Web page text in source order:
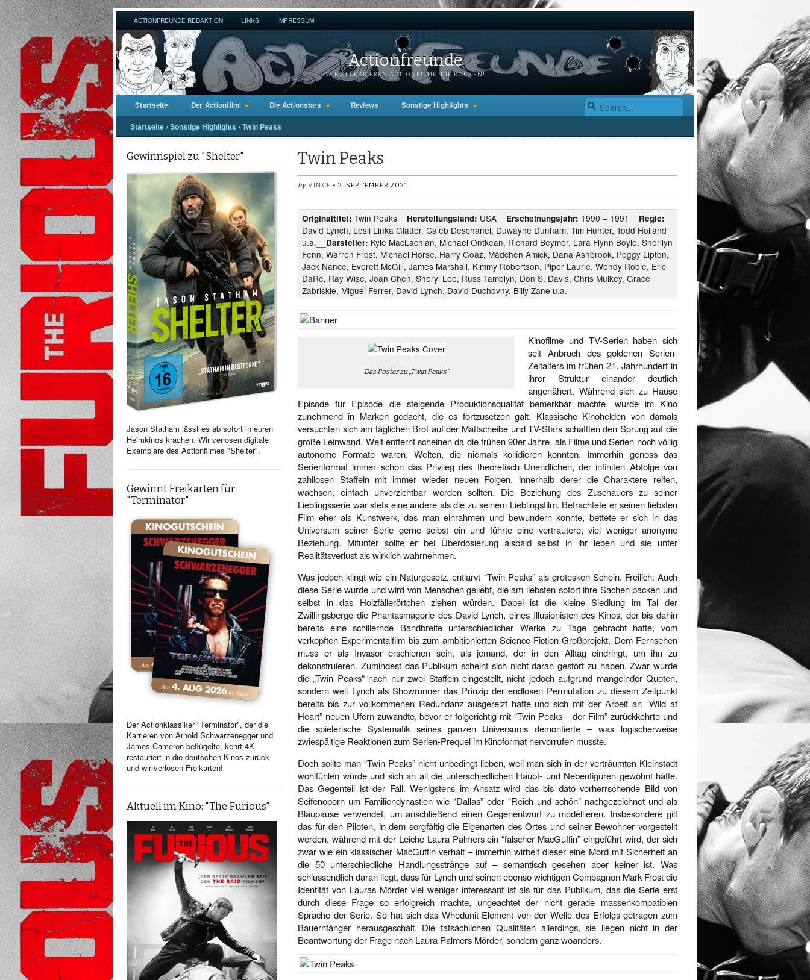
ACTIONFREUNDE REDAKTION LINKS IMPRESSUM
Actionfreunde
WIR ZELEBRIEREN ACTIONFILME, DIE ROCKEN!
Startseite Der Actionfilm Die Actionstars Reviews Sonstige Highlights
Startseite › Sonstige Highlights › Twin Peaks
Gewinnspiel zu "Shelter"
Jason Statham lässt es ab sofort in euren
Heimkinos krachen. Wir verlosen digitale
Exemplare des Actionfilmes "Shelter".
Gewinnt Freikarten für
"Terminator"
Der Actionklassiker "Terminator", der die
Karrieren von Arnold Schwarzenegger und
James Cameron beflügelte, kehrt 4K-
restauriert in die deutschen Kinos zurück
und wir verlosen Freikarten!
Aktuell im Kino: "The Furious"
Twin Peaks
by VINCE • 2. SEPTEMBER 2021
Originaltitel: Twin Peaks__ Herstellungsland: USA__ Erscheinungsjahr: 1990 – 1991__ Regie:
David Lynch, Lesli Linka Glatter, Caleb Deschanel, Duwayne Dunham, Tim Hunter, Todd Holland
u.a.__ Darsteller: Kyle MacLachlan, Michael Ontkean, Richard Beymer, Lara Flynn Boyle, Sherilyn
Fenn, Warren Frost, Michael Horse, Harry Goaz, Mädchen Amick, Dana Ashbrook, Peggy Lipton,
Jack Nance, Everett McGill, James Marshall, Kimmy Robertson, Piper Laurie, Wendy Robie, Eric
DaRe, Ray Wise, Joan Chen, Sheryl Lee, Russ Tamblyn, Don S. Davis, Chris Mulkey, Grace
Zabriskie, Miguel Ferrer, David Lynch, David Duchovny, Billy Zane u.a.
Das Poster zu „Twin Peaks“
Kinofilme und TV-Serien haben sich
seit Anbruch des goldenen Serien-
Zeitalters im frühen 21. Jahrhundert in
ihrer Struktur einander deutlich
angenähert. Während sich zu Hause
Episode für Episode die steigende Produktionsqualität bemerkbar machte, wurde im Kino
zunehmend in Marken gedacht, die es fortzusetzen galt. Klassische Kinohelden von damals
versuchten sich am täglichen Brot auf der Mattscheibe und TV-Stars schafften den Sprung auf die
große Leinwand. Weit entfernt scheinen da die frühen 90er Jahre, als Filme und Serien noch völlig
autonome Formate waren, Welten, die niemals kollidieren konnten. Immerhin genoss das
Serienformat immer schon das Privileg des theoretisch Unendlichen, der infiniten Abfolge von
zahllosen Staffeln mit immer wieder neuen Folgen, innerhalb derer die Charaktere reifen,
wachsen, einfach unverzichtbar werden sollten. Die Beziehung des Zuschauers zu seiner
Lieblingsserie war stets eine andere als die zu seinem Lieblingsfilm. Betrachtete er seinen liebsten
Film eher als Kunstwerk, das man einrahmen und bewundern konnte, bettete er sich in das
Universum seiner Serie gerne selbst ein und führte eine vertrautere, viel weniger anonyme
Beziehung. Mitunter sollte er bei Überdosierung alsbald selbst in ihr leben und sie unter
Realitätsverlust als wirklich wahrnehmen.
Was jedoch klingt wie ein Naturgesetz, entlarvt “Twin Peaks” als grotesken Schein. Freilich: Auch
diese Serie wurde und wird von Menschen geliebt, die am liebsten sofort ihre Sachen packen und
selbst in das Holzfällerörtchen ziehen würden. Dabei ist die kleine Siedlung im Tal der
Zwillingsberge die Phantasmagorie des David Lynch, eines Illusionisten des Kinos, der bis dahin
bereits eine schillernde Bandbreite unterschiedlicher Werke zu Tage gebracht hatte, vom
verkopften Experimentalfilm bis zum ambitionierten Science-Fiction-Großprojekt. Dem Fernsehen
muss er als Invasor erschienen sein, als jemand, der in den Alltag eindringt, um ihn zu
dekonstruieren. Zumindest das Publikum scheint sich nicht daran gestört zu haben. Zwar wurde
die „Twin Peaks“ nach nur zwei Staffeln eingestellt, nicht jedoch aufgrund mangelnder Quoten,
sondern weil Lynch als Showrunner das Prinzip der endlosen Permutation zu diesem Zeitpunkt
bereits bis zur vollkommenen Redundanz ausgereizt hatte und sich mit der Arbeit an “Wild at
Heart” neuen Ufern zuwandte, bevor er folgerichtig mit “Twin Peaks – der Film” zurückkehrte und
die spielerische Systematik seines ganzen Universums demontierte – was logischerweise
zwiespältige Reaktionen zum Serien-Prequel im Kinoformat hervorrufen musste.
Doch sollte man “Twin Peaks” nicht unbedingt lieben, weil man sich in der verträumten Kleinstadt
wohlfühlen würde und sich an all die unterschiedlichen Haupt- und Nebenfiguren gewöhnt hätte.
Das Gegenteil ist der Fall. Wenigstens im Ansatz wird das bis dato vorherrschende Bild von
Seifenopern um Familiendynastien wie “Dallas” oder “Reich und schön” nachgezeichnet und als
Blaupause verwendet, um anschließend einen Gegenentwurf zu modellieren. Insbesondere gilt
das für den Piloten, in dem sorgfältig die Eigenarten des Ortes und seiner Bewohner vorgestellt
werden, während mit der Leiche Laura Palmers ein “falscher MacGuffin” eingeführt wird, der sich
zwar wie ein klassischer MacGuffin verhält – immerhin wirbelt dieser eine Mord mit Sicherheit an
die 50 unterschiedliche Handlungsstränge auf – semantisch gesehen aber keiner ist. Was
schlussendlich daran liegt, dass für Lynch und seinen ebenso wichtigen Compagnon Mark Frost die
Identität von Lauras Mörder viel weniger interessant ist als für das Publikum, das die Serie erst
durch diese Frage so erfolgreich machte, ungeachtet der nicht gerade massenkompatiblen
Sprache der Serie. So hat sich das Whodunit-Element von der Welle des Erfolgs getragen zum
Bauernfänger herausgeschält. Die tatsächlichen Qualitäten allerdings, sie liegen nicht in der
Beantwortung der Frage nach Laura Palmers Mörder, sondern ganz woanders.